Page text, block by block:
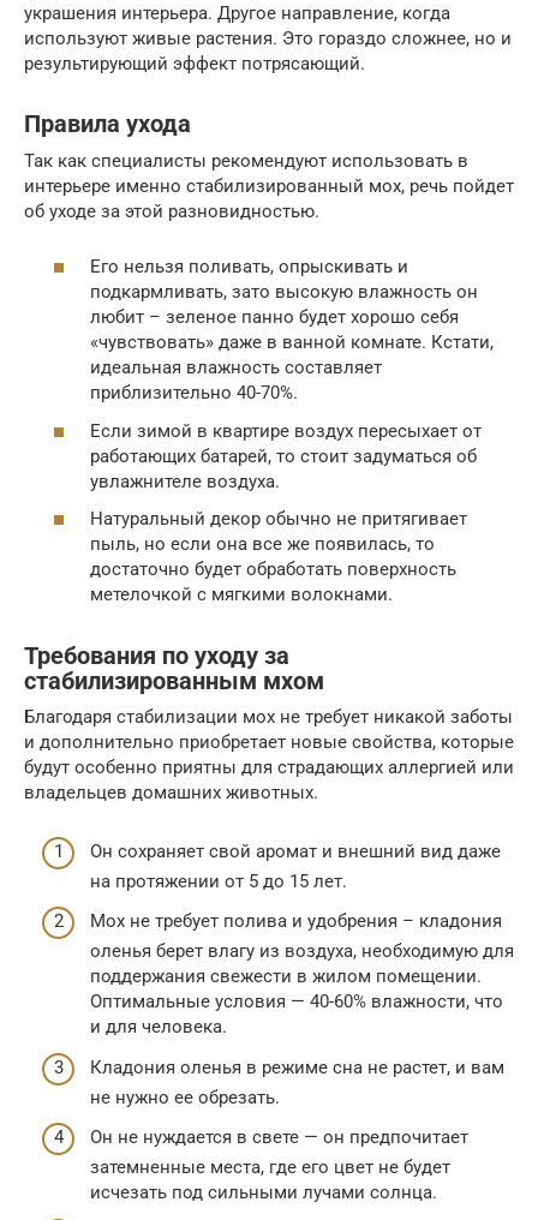
украшения интерьера. Другое направление, когда
используют живые растения. Это гораздо сложнее, но и
результирующий эффект потрясающий.
Правила ухода
Так как специалисты рекомендуют использовать в
интерьере именно стабилизированный мох, речь пойдет
об уходе за этой разновидностью.
Его нельзя поливать, опрыскивать и
подкармливать, зато высокую влажность он
любит – зеленое панно будет хорошо себя
«чувствовать» даже в ванной комнате. Кстати,
идеальная влажность составляет
приблизительно 40-70%.
Если зимой в квартире воздух пересыхает от
работающих батарей, то стоит задуматься об
увлажнителе воздуха.
Натуральный декор обычно не притягивает
пыль, но если она все же появилась, то
достаточно будет обработать поверхность
метелочкой с мягкими волокнами.
Требования по уходу за
стабилизированным мхом
Благодаря стабилизации мох не требует никакой заботы
и дополнительно приобретает новые свойства, которые
будут особенно приятны для страдающих аллергией или
владельцев домашних животных.
Он сохраняет свой аромат и внешний вид даже
на протяжении от 5 до 15 лет.
Мох не требует полива и удобрения – кладония
оленья берет влагу из воздуха, необходимую для
поддержания свежести в жилом помещении.
Оптимальные условия — 40-60% влажности, что
и для человека.
Кладония оленья в режиме сна не растет, и вам
не нужно ее обрезать.
Он не нуждается в свете — он предпочитает
затемненные места, где его цвет не будет
исчезать под сильными лучами солнца.